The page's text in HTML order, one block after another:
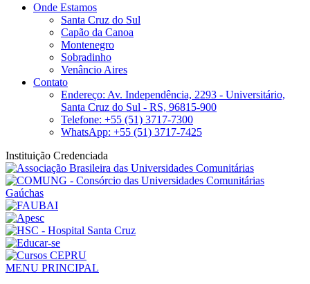
Onde Estamos
Santa Cruz do Sul
Capão da Canoa
Montenegro
Sobradinho
Venâncio Aires
Contato
Endereço: Av. Independência, 2293 - Universitário,
Santa Cruz do Sul - RS, 96815-900
Telefone: +55 (51) 3717-7300
WhatsApp: +55 (51) 3717-7425
Instituição Credenciada
MENU PRINCIPAL